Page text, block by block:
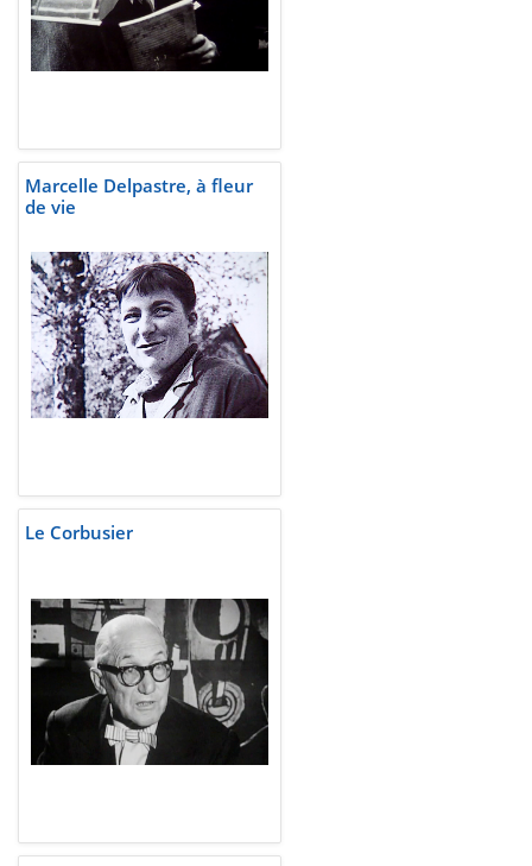
Marcelle Delpastre, à fleur
de vie
Le Corbusier